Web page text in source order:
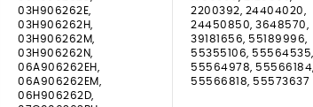
03H906262E,
03H906262H,
03H906262M,
03H906262N,
06A906262EH,
06A906262EM,
06H906262D,
2200392, 24404020,
24450850, 3648570,
39181656, 55189996,
55355106, 55564535,
55564978, 55566184,
55566818, 55573637